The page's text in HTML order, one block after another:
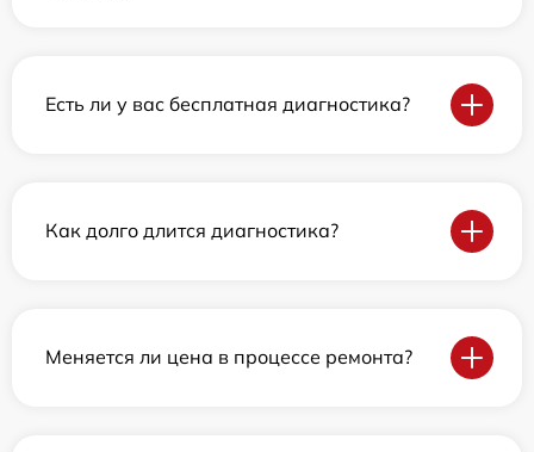
Есть ли у вас бесплатная диагностика?
Как долго длится диагностика?
Меняется ли цена в процессе ремонта?